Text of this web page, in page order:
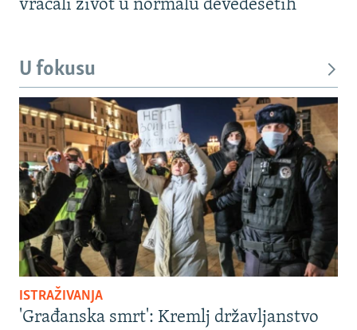
vraćali život u normalu devedesetih
U fokusu
ISTRAŽIVANJA
'Građanska smrt': Kremlj državljanstvo